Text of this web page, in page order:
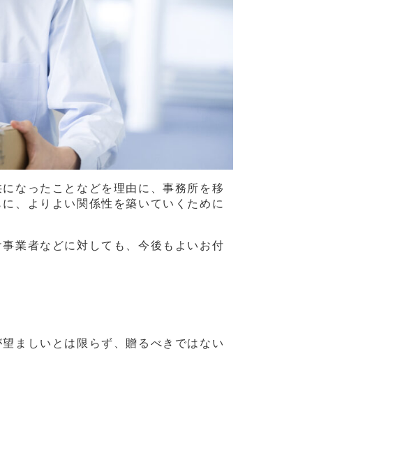
なったことなどを理由に、事務所を移
、よりよい関係性を築いていくために
業者などに対しても、今後もよいお付
ましいとは限らず、贈るべきではない